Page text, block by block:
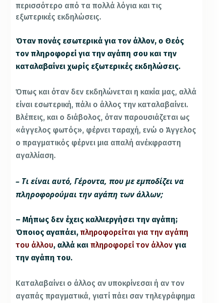
περισσότερο από τα πολλά λόγια και τις
εξωτερικές εκδηλώσεις.
Όταν πονάς εσωτερικά για τον άλλον, ο Θεός
τον πληροφορεί για την αγάπη σου και την
καταλαβαίνει χωρίς εξωτερικές εκδηλώσεις.
Όπως και όταν δεν εκδηλώνεται η κακία μας, αλλά
είναι εσωτερική, πάλι ο άλλος την καταλαβαίνει.
Βλέπεις, και ο διάβολος, όταν παρουσιάζεται ως
«άγγελος φωτός», φέρνει ταραχή, ενώ ο Άγγελος
ο πραγματικός φέρνει μια απαλή ανέκφραστη
αγαλλίαση.
– Τι είναι αυτό, Γέροντα, που με εμποδίζει να
πληροφορούμαι την αγάπη των άλλων;
– Μήπως δεν έχεις καλλιεργήσει την αγάπη;
Όποιος αγαπάει,πληροφορείται για την αγάπη
του άλλου, αλλά καιπληροφορεί τον άλλονγια
την αγάπη του.
Καταλαβαίνει ο άλλος αν υποκρίνεσαι ή αν τον
αγαπάς πραγματικά, γιατί πάει σαν τηλεγράφημα